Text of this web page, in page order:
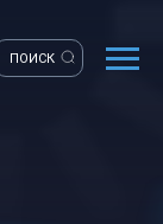
ПОИСК